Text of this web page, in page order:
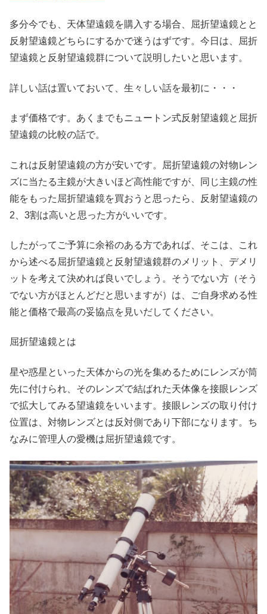
多分今でも、天体望遠鏡を購入する場合、屈折望遠鏡とと
反射望遠鏡どちらにするかで迷うはずです。今日は、屈折
望遠鏡と反射望遠鏡群について説明したいと思います。
詳しい話は置いておいて、生々しい話を最初に・・・
まず価格です。あくまでもニュートン式反射望遠鏡と屈折
望遠鏡の比較の話で。
これは反射望遠鏡の方が安いです。屈折望遠鏡の対物レン
ズに当たる主鏡が大きいほど高性能ですが、同じ主鏡の性
能をもった屈折望遠鏡を買おうと思ったら、反射望遠鏡の
2、3割は高いと思った方がいいです。
したがってご予算に余裕のある方であれば、そこは、これ
から述べる屈折望遠鏡と反射望遠鏡群のメリット、デメリ
ットを考えて決めれば良いでしょう。そうでない方（そう
でない方がほとんどだと思いますが）は、ご自身求める性
能と価格で最高の妥協点を見いだしてください。
屈折望遠鏡とは
星や惑星といった天体からの光を集めるためにレンズが筒
先に付けられ、そのレンズで結ばれた天体像を接眼レンズ
で拡大してみる望遠鏡をいいます。接眼レンズの取り付け
位置は、対物レンズとは反対側であり下部になります。ち
なみに管理人の愛機は屈折望遠鏡です。